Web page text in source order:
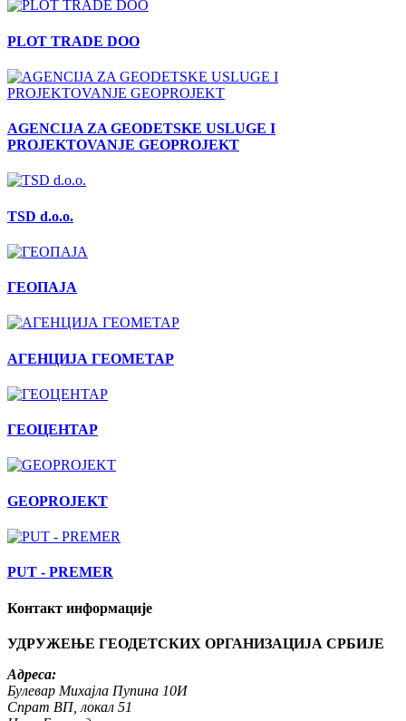
PLOT TRADE DOO
AGENCIJA ZA GEODETSKE USLUGE I
PROJEKTOVANJE GEOPROJEKT
TSD d.o.o.
ГЕОПАЈА
АГЕНЦИЈА ГЕОМЕТАР
ГЕОЦЕНТАР
GEOPROJEKT
PUT - PREMER
Контакт информације
УДРУЖЕЊЕ ГЕОДЕТСКИХ ОРГАНИЗАЦИЈА СРБИЈЕ
Адреса:
Булевар Михајла Пупина 10И
Спрат ВП, локал 51